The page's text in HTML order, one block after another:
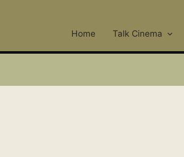
Home Talk Cinema